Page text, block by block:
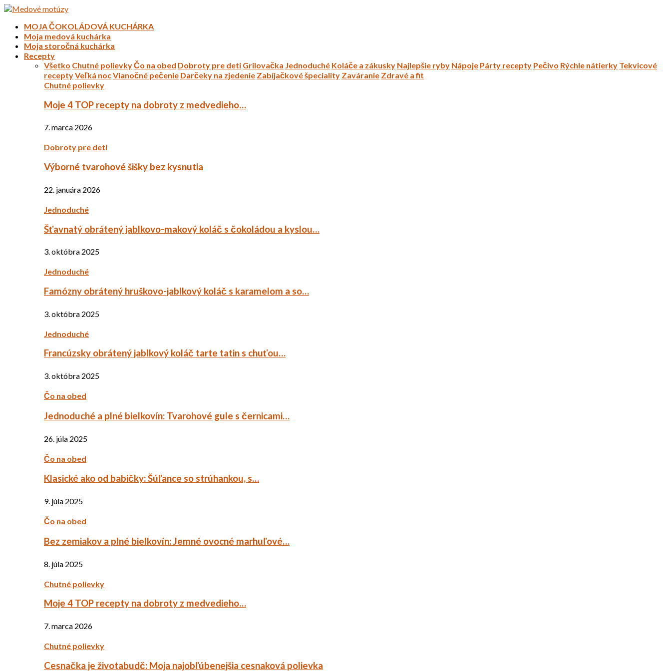
MOJA ČOKOLÁDOVÁ KUCHÁRKA
Moja medová kuchárka
Moja storočná kuchárka
Recepty
Všetko Chutné polievkyČo na obed Dobroty pre deti Grilovačka Jednoduché Koláče a zákusky Najlepšie ryby Nápoje Párty recepty Pečivo Rýchle nátierky Tekvicové
receptyVeľká nocVianočné pečenie Darčeky na zjedenie Zabíjačkové špeciality Zaváranie Zdravé a fit
Chutné polievky
Moje 4 TOP recepty na dobroty z medvedieho…
7. marca 2026
Dobroty pre deti
Výborné tvarohové šišky bez kysnutia
22. januára 2026
Jednoduché
Šťavnatý obrátený jablkovo-makový koláč s čokoládou a kyslou…
3. októbra 2025
Jednoduché
Famózny obrátený hruškovo-jablkový koláč s karamelom a so…
3. októbra 2025
Jednoduché
Francúzsky obrátený jablkový koláč tarte tatin s chuťou…
3. októbra 2025
Čo na obed
Jednoduché a plné bielkovín: Tvarohové gule s černicami…
26. júla 2025
Čo na obed
Klasické ako od babičky: Šúľance so strúhankou, s…
9. júla 2025
Čo na obed
Bez zemiakov a plné bielkovín: Jemné ovocné marhuľové…
8. júla 2025
Chutné polievky
Moje 4 TOP recepty na dobroty z medvedieho…
7. marca 2026
Chutné polievky
Cesnačka je životabudč: Moja najobľúbenejšia cesnaková polievka